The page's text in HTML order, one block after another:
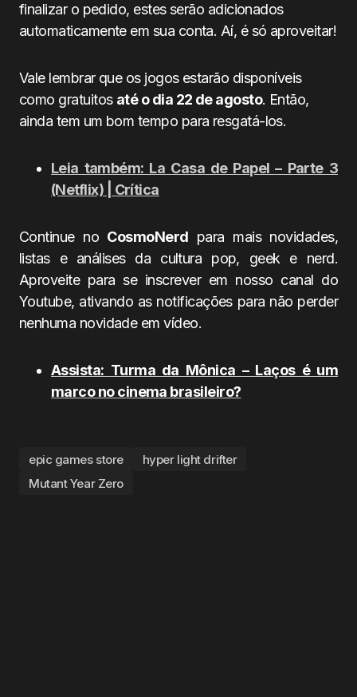
finalizar o pedido, estes serão adicionados
automaticamente em sua conta. Aí, é só aproveitar!
Vale lembrar que os jogos estarão disponíveis
como gratuitos até o dia 22 de agosto. Então,
ainda tem um bom tempo para resgatá-los.
Leia também: La Casa de Papel – Parte 3
(Netflix) | Crítica
Continue no CosmoNerd para mais novidades,
listas e análises da cultura pop, geek e nerd.
Aproveite para se inscrever em nosso canal do
Youtube, ativando as notificações para não perder
nenhuma novidade em vídeo.
Assista: Turma da Mônica – Laços é um
marco no cinema brasileiro?
epic games store
hyper light drifter
Mutant Year Zero